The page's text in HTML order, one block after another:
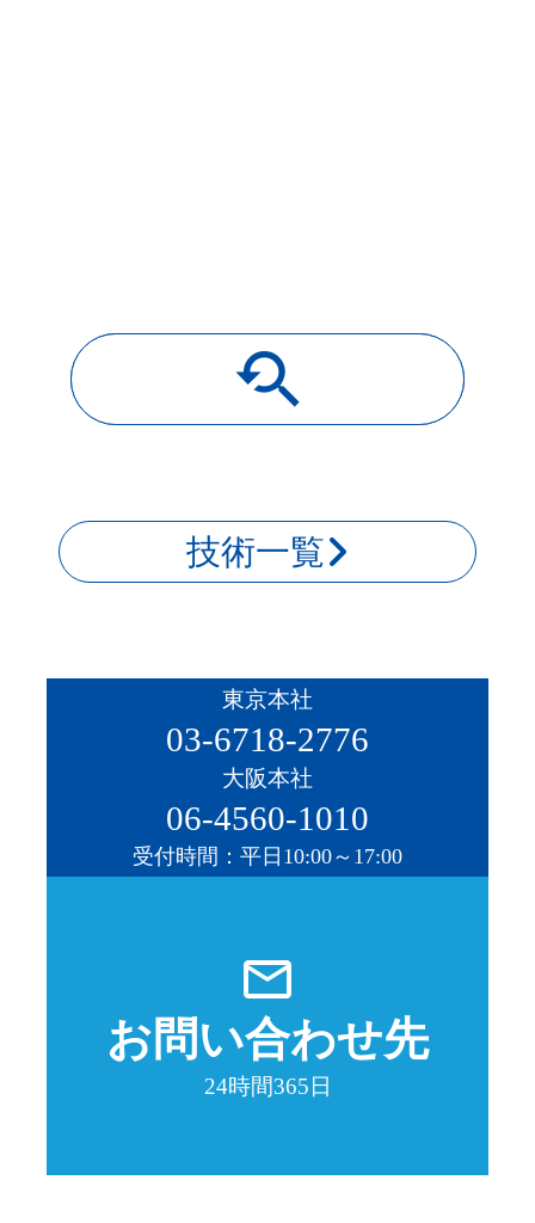
導入事例一覧
youtube_searched_for
技術一覧
東京本社
03-6718-2776
大阪本社
06-4560-1010
受付時間：平日10:00～17:00
mail_outline
お問い合わせ先
24時間365日